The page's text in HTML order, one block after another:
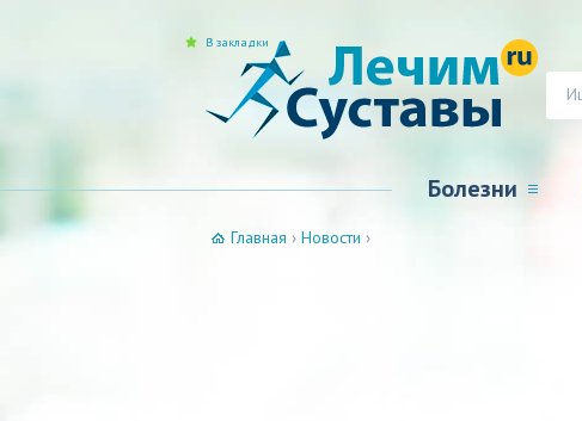
Болезни
В закладки
Главная › Новости ›